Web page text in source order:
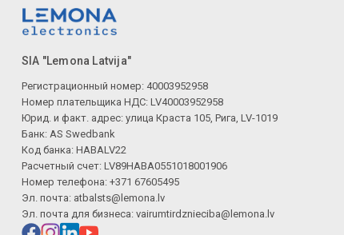
SIA "Lemona Latvija"
Регистрационный номер: 40003952958
Номер плательщика НДС: LV40003952958
Юрид. и факт. адрес: улица Краста 105, Рига, LV-1019
Банк: AS Swedbank
Код банка: HABALV22
Расчетный счет: LV89HABA0551018001906
Номер телефона: +371 67605495
Эл. почта: atbalsts@lemona.lv
Эл. почта для бизнеса: vairumtirdznieciba@lemona.lv